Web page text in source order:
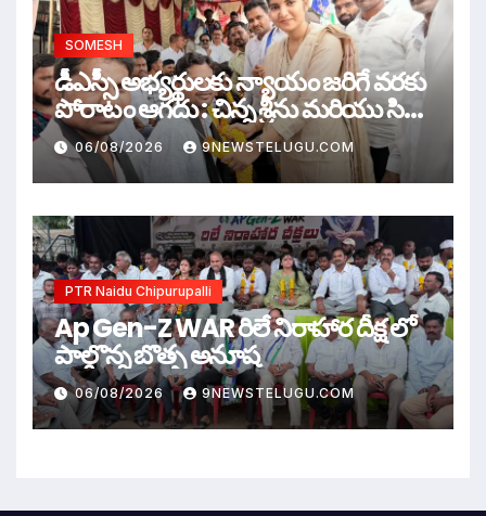
SOMESH
డీఎస్సీ అభ్యర్థులకు న్యాయం జరిగే వరకు
పోరాటం ఆగదు : చిన్న శ్రీను మరియు సిరి
సహస్ర
06/08/2026 9NEWSTELUGU.COM
PTR Naidu Chipurupalli
Ap Gen-Z WAR రిలే నిరాహార దీక్ష లో
పాల్గొన్న బొత్స అనూష
06/08/2026 9NEWSTELUGU.COM